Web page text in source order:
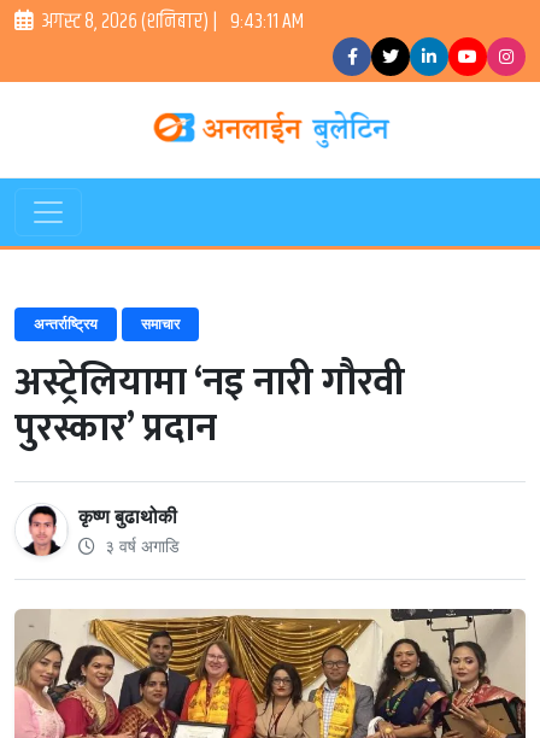
अगस्ट ८, २०२६ (शनिबार) | 9:43:12 AM
अन्तर्राष्ट्रिय समाचार
अस्ट्रेलियामा ‘नइ नारी गौरवी
पुरस्कार’ प्रदान
कृष्ण बुढाथोकी
३ वर्ष अगाडि